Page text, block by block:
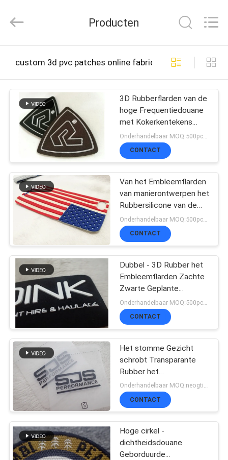
THUIS
PRODUCTEN
OVER
FABRIEKSREIS
KWALITEITSCONTROLE
CONTACTEER
ONS
ALLE
GEVALLEN
VR
SHOW
Accessories
Co.,Ltd.
Rights
Producten
custom 3d pvc patches online fabricage
3D Rubberflarden van de
hoge Frequentiedouane
met Kokerkentekens
voor Ski - Slijtage
Onderhandelbaar MOQ:500pcs per kleur
CONTACT
Van het Embleemflarden
van manierontwerpen het
Rubbersilicone van de
Kledingsetiketten 100%
van Pvc met Shinny-
Effect
CONTACT
Dubbel - 3D Rubber het
Embleemflarden Zachte
Zwarte Geplante
Microfiber van het
Kleurensilicone
CONTACT
Het stomme Gezicht
schrobt Transparante
Rubber het
Embleemflarden van
TPU met Rond
gemaakte Aangepaste
Onderhandelbaar MOQ:neogtiable 500pcs,
CONTACT
Hoge cirkel -
dichtheidsdouane
Geborduurde